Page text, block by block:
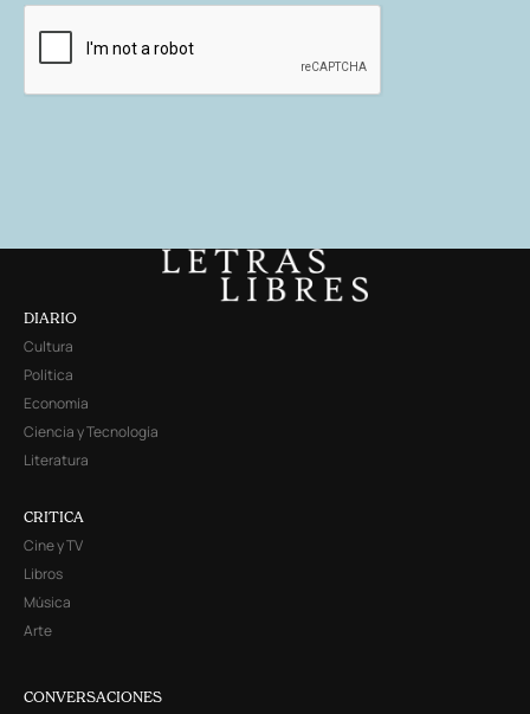
DIARIO
Cultura
Política
Economía
Ciencia y Tecnología
Literatura
CRITICA
Cine y TV
Libros
Música
Arte
CONVERSACIONES